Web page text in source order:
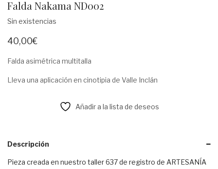
Falda Nakama ND002
Sin existencias
40,00€
Falda asimétrica multitalla
Lleva una aplicación en cinotipia de Valle Inclán
Añadir a la lista de deseos
Descripción
Pieza creada en nuestro taller 637 de registro de ARTESANÍA